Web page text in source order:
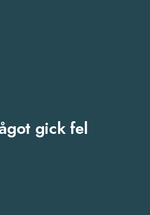
gick fel